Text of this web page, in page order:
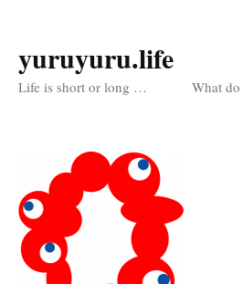
コ
ン
ス
キ
ッ
プ
yuruyuru.life
Life is short or long … What do